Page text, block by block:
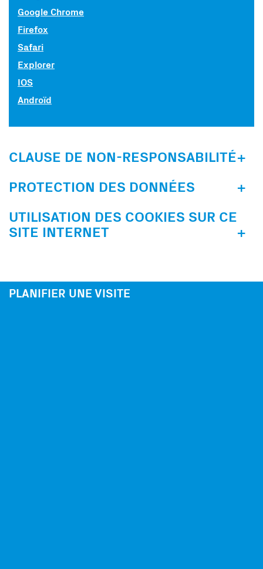
Google Chrome
Firefox
Safari
Explorer
IOS
Androïd
CLAUSE DE NON-RESPONSABILITÉ
PROTECTION DES DONNÉES
UTILISATION DES COOKIES SUR CE
SITE INTERNET
PLANIFIER UNE VISITE